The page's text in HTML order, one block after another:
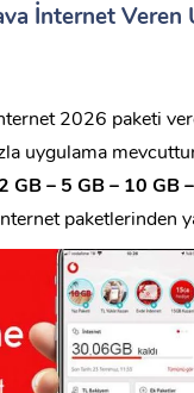
İnternet Veren
2026 paketi
uygulama
GB – 5 GB – 10 GB
paketlerinden